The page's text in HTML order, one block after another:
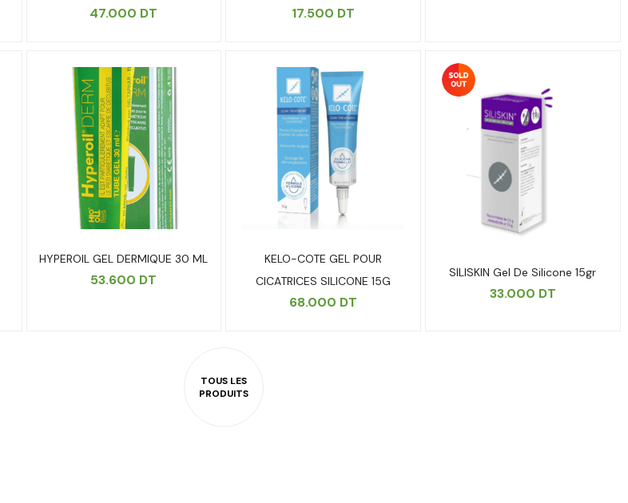
47.000 DT 17.500 DT
HYPEROIL GEL DERMIQUE 30 ML
53.600 DT
KELO-COTE GEL POUR
CICATRICES SILICONE 15G
68.000 DT
SILISKIN Gel De Silicone 15gr
33.000 DT